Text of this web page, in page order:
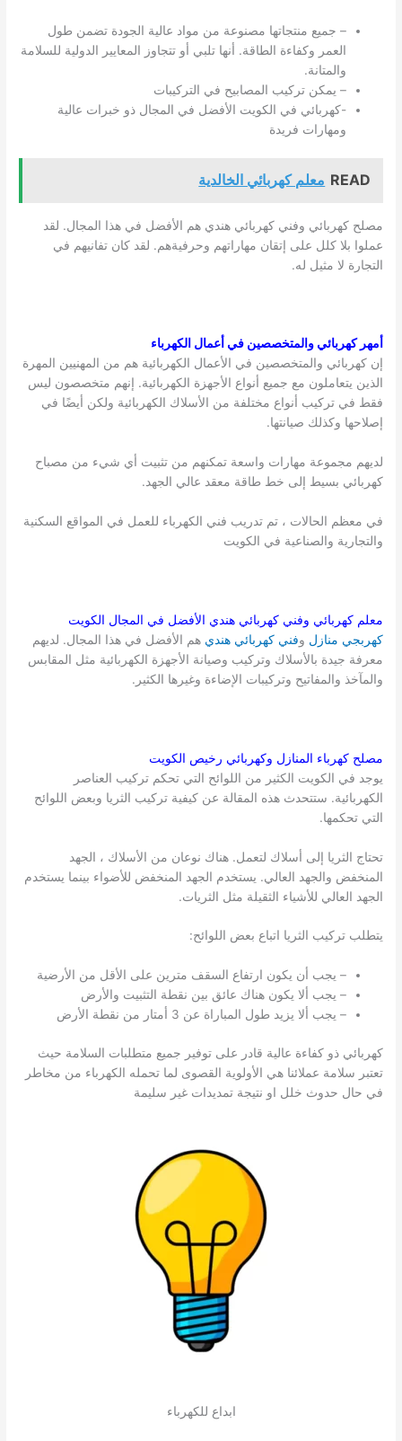
– جميع منتجاتها مصنوعة من مواد عالية الجودة تضمن طول
العمر وكفاءة الطاقة. أنها تلبي أو تتجاوز المعايير الدولية للسلامة
والمتانة.
– يمكن تركيب المصابيح في التركيبات
-كهربائي في الكويت الأفضل في المجال ذو خبرات عالية
ومهارات فريدة
READ معلم كهربائي الخالدية
مصلح كهربائي وفني كهربائي هندي هم الأفضل في هذا المجال. لقد
عملوا بلا كلل على إتقان مهاراتهم وحرفيةهم. لقد كان تفانيهم في
التجارة لا مثيل له.
أمهر كهربائي والمتخصصين في أعمال الكهرباء
إن كهربائي والمتخصصين في الأعمال الكهربائية هم من المهنيين المهرة
الذين يتعاملون مع جميع أنواع الأجهزة الكهربائية. إنهم متخصصون ليس
فقط في تركيب أنواع مختلفة من الأسلاك الكهربائية ولكن أيضًا في
إصلاحها وكذلك صيانتها.
لديهم مجموعة مهارات واسعة تمكنهم من تثبيت أي شيء من مصباح
كهربائي بسيط إلى خط طاقة معقد عالي الجهد.
في معظم الحالات ، تم تدريب فني الكهرباء للعمل في المواقع السكنية
والتجارية والصناعية في الكويت
معلم كهربائي وفني كهربائي هندي الأفضل في المجال الكويت
كهربجي منازل وفني كهربائي هندي هم الأفضل في هذا المجال. لديهم
معرفة جيدة بالأسلاك وتركيب وصيانة الأجهزة الكهربائية مثل المقابس
والمآخذ والمفاتيح وتركيبات الإضاءة وغيرها الكثير.
مصلح كهرباء المنازل وكهربائي رخيص الكويت
يوجد في الكويت الكثير من اللوائح التي تحكم تركيب العناصر
الكهربائية. ستتحدث هذه المقالة عن كيفية تركيب الثريا وبعض اللوائح
التي تحكمها.
تحتاج الثريا إلى أسلاك لتعمل. هناك نوعان من الأسلاك ، الجهد
المنخفض والجهد العالي. يستخدم الجهد المنخفض للأضواء بينما يستخدم
الجهد العالي للأشياء الثقيلة مثل الثريات.
يتطلب تركيب الثريا اتباع بعض اللوائح:
– يجب أن يكون ارتفاع السقف مترين على الأقل من الأرضية
– يجب ألا يكون هناك عائق بين نقطة التثبيت والأرض
– يجب ألا يزيد طول المباراة عن 3 أمتار من نقطة الأرض
كهربائي ذو كفاءة عالية قادر على توفير جميع متطلبات السلامة حيث
تعتبر سلامة عملائنا هي الأولوية القصوى لما تحمله الكهرباء من مخاطر
في حال حدوث خلل او نتيجة تمديدات غير سليمة
ابداع للكهرباء